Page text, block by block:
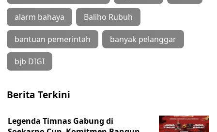
alarm bahaya Baliho Rubuh
bantuan pemerintah banyak pelanggar
bjb DIGI
Berita Terkini
Legenda Timnas Gabung di